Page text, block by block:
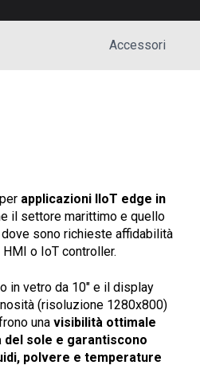
Accessori
applicazioni IIoT edge in
il settore marittimo e quello
sono richieste affidabilità
o IoT controller.
in vetro da 10" e il display
(risoluzione 1280x800)
una visibilità ottimale
del sole e garantiscono
polvere e temperature